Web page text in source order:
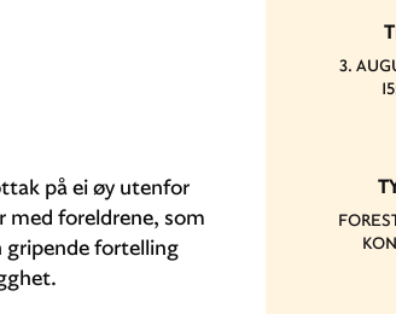
på ei øy utenfor
med foreldrene, som
gripende fortelling
3.